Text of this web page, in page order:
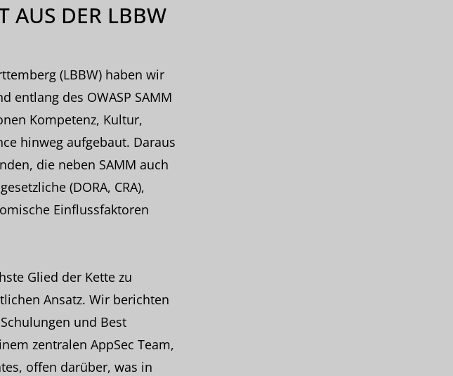
AUS DER LBBW
(LBBW) haben wir
entlang des OWASP SAMM
Kompetenz, Kultur,
hinweg aufgebaut. Daraus
die neben SAMM auch
(DORA, CRA),
Einflussfaktoren
Glied der Kette zu
Ansatz. Wir berichten
und Best
zentralen AppSec Team,
offen darüber, was in